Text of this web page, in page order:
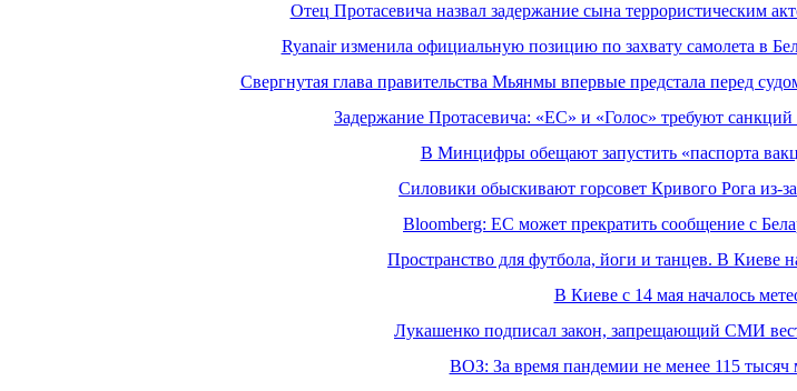
Отец Протасевича назвал задержание сына террористическим
Ryanair изменила официальную позицию по захвату самолета в
Свергнутая глава правительства Мьянмы впервые предстала перед
Задержание Протасевича: «ЕС» и «Голос» требуют
В Минцифры обещают запустить «паспорта
Силовики обыскивают горсовет Кривого Рога из-
Bloomberg: ЕС может прекратить сообщение с
Пространство для футбола, йоги и танцев. В Киеве
В Киеве с 14 мая началось
Лукашенко подписал закон, запрещающий СМИ
ВОЗ: За время пандемии не менее 115 тысяч